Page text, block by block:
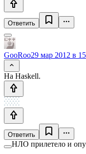
Ответить
GooRoo29 мар 2012 в
На Haskell.
Ответить
НЛО прилетело и